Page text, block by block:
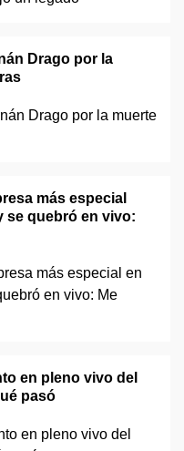
Drago por la
más especial
se quebró en vivo:
en pleno vivo del
pasó